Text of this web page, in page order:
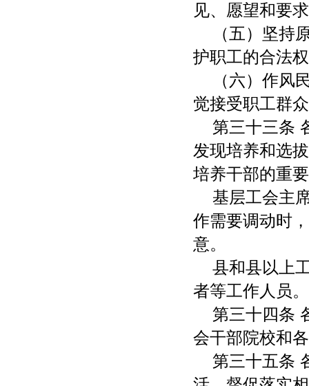
见、愿望和要
（五）坚持
护职工的合法
（六）作风
觉接受职工群
第三十三条
发现培养和选
培养干部的重
基层工会主
作需要调动时
意。
县和县以上
者等工作人员。
第三十四条
会干部院校和
第三十五条